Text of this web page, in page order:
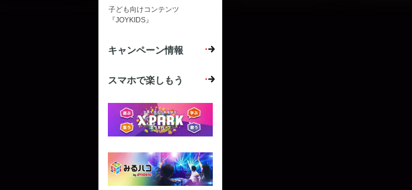
子ども向けコンテンツ
『JOYKIDS』
キャンペーン情報
スマホで楽しもう